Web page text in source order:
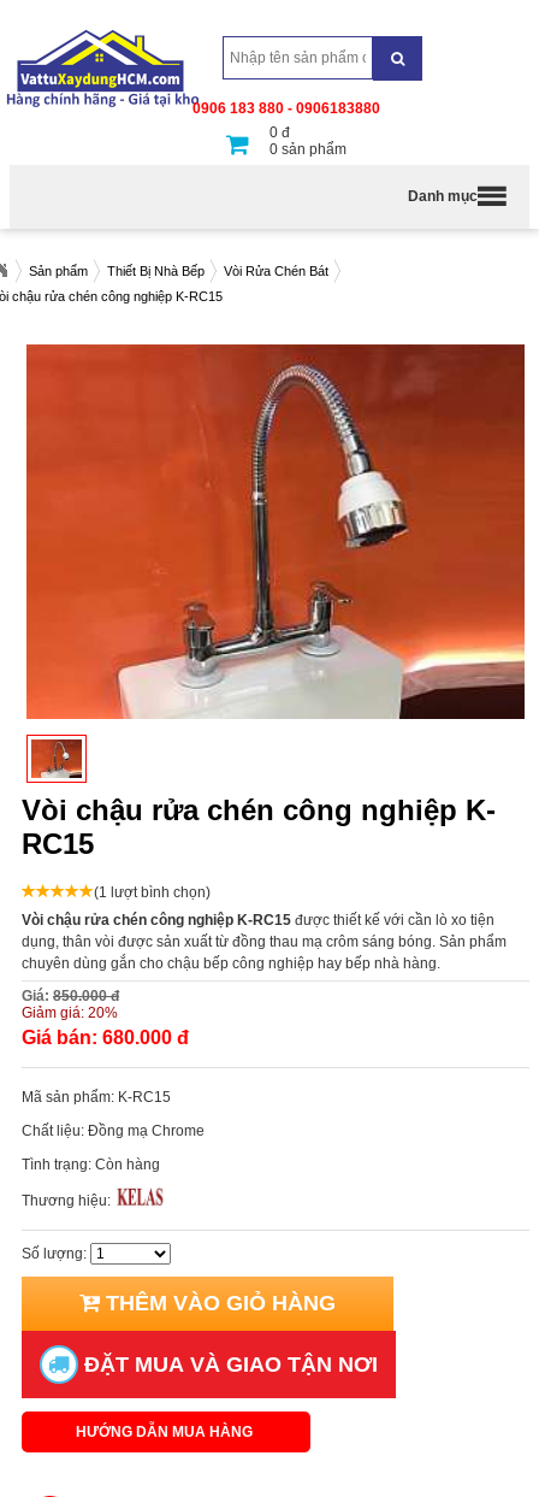
0906 183 880 - 0906183880
0 đ
0 sản phẩm
Danh mục
Sản phẩm Thiết Bị Nhà Bếp
Vòi Rửa Chén Bát
chậu rửa chén công nghiệp K-RC15
Vòi chậu rửa chén công nghiệp K-
RC15
(1 lượt bình chọn)
Vòi chậu rửa chén công nghiệp K-RC15 được thiết kế với cần lò xo tiện
dụng, thân vòi được sản xuất từ đồng thau mạ crôm sáng bóng. Sản phẩm
chuyên dùng gắn cho chậu bếp công nghiệp hay bếp nhà hàng.
Giá: 850.000 đ
Giảm giá: 20%
Giá bán: 680.000 đ
Mã sản phẩm: K-RC15
Chất liệu: Đồng mạ Chrome
Tình trạng: Còn hàng
Thương hiệu:
Số lượng:
THÊM VÀO GIỎ HÀNG
ĐẶT MUA VÀ GIAO TẬN NƠI
HƯỚNG DẪN MUA HÀNG